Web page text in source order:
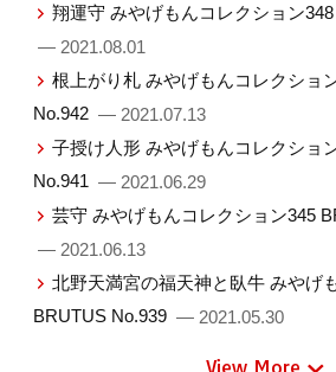
翔運守 みやげもんコレクション
— 2021.08.01
根上がり札 みやげもんコレクショ
No.942 — 2021.07.13
子授け人形 みやげもんコレクショ
No.941 — 2021.06.29
芸守 みやげもんコレクション345
— 2021.06.13
北野天満宮の福天神と臥牛 みやげ
BRUTUS No.939 — 2021.05.30